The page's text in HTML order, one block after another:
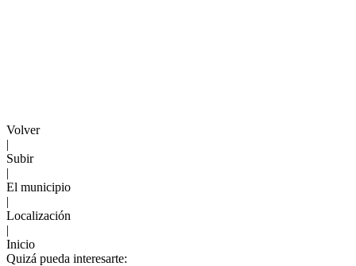
Volver
|
Subir
|
El municipio
|
Localización
|
Inicio
Quizá pueda interesarte: